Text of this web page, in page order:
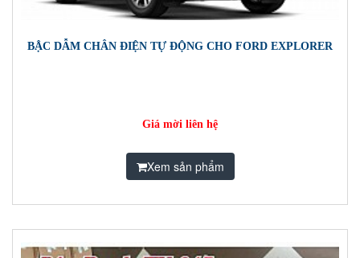
BẬC DẪM CHÂN ĐIỆN TỰ ĐỘNG CHO FORD EXPLORER
Giá mời liên hệ
Xem sản phẩm